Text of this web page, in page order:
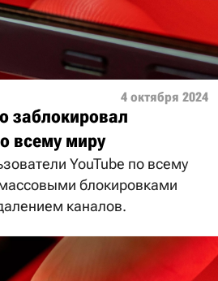
4 октября 2024
заблокировал
всему миру
YouTube по всему
блокировками
каналов.